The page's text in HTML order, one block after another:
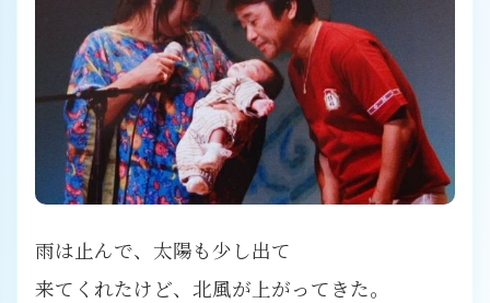
雨は止んで、太陽も少し出て
来てくれたけど、北風が上がってきた。